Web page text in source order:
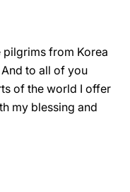
from Korea
to all of you
of the world I offer
my blessing and